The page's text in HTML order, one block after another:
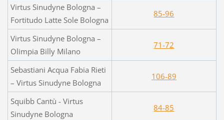
Virtus Sinudyne Bologna –
Fortitudo Latte Sole Bologna
85-96
Virtus Sinudyne Bologna –
Olimpia Billy Milano
71-72
Sebastiani Acqua Fabia Rieti
– Virtus Sinudyne Bologna
106-89
Squibb Cantù - Virtus
Sinudyne Bologna
84-85